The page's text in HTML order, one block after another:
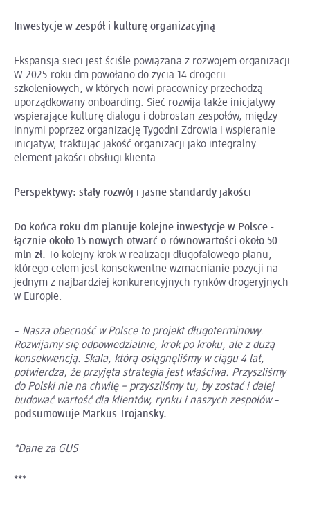
Inwestycje w zespół i kulturę organizacyjną
Ekspansja sieci jest ściśle powiązana z rozwojem organizacji.
W 2025 roku dm powołano do życia 14 drogerii
szkoleniowych, w których nowi pracownicy przechodzą
uporządkowany onboarding. Sieć rozwija także inicjatywy
wspierające kulturę dialogu i dobrostan zespołów, między
innymi poprzez organizację Tygodni Zdrowia i wspieranie
inicjatyw, traktując jakość organizacji jako integralny
element jakości obsługi klienta.
Perspektywy: stały rozwój i jasne standardy jakości
Do końca roku dm planuje kolejne inwestycje w Polsce -
łącznie około 15 nowych otwarć o równowartości około 50
mln zł. To kolejny krok w realizacji długofalowego planu,
którego celem jest konsekwentne wzmacnianie pozycji na
jednym z najbardziej konkurencyjnych rynków drogeryjnych
w Europie.
– Nasza obecność w Polsce to projekt długoterminowy.
Rozwijamy się odpowiedzialnie, krok po kroku, ale z dużą
konsekwencją. Skala, którą osiągnęliśmy w ciągu 4 lat,
potwierdza, że przyjęta strategia jest właściwa. Przyszliśmy
do Polski nie na chwilę – przyszliśmy tu, by zostać i dalej
budować wartość dla klientów, rynku i naszych zespołów–
podsumowuje Markus Trojansky.
*Dane za GUS
***